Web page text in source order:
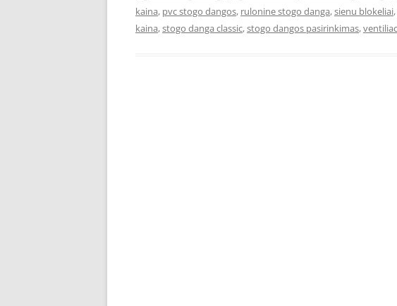
kaina, pvc stogo dangos, rulonine stogo danga,sienu blokeliai,
kaina,stogo danga classic,stogo dangos pasirinkimas,